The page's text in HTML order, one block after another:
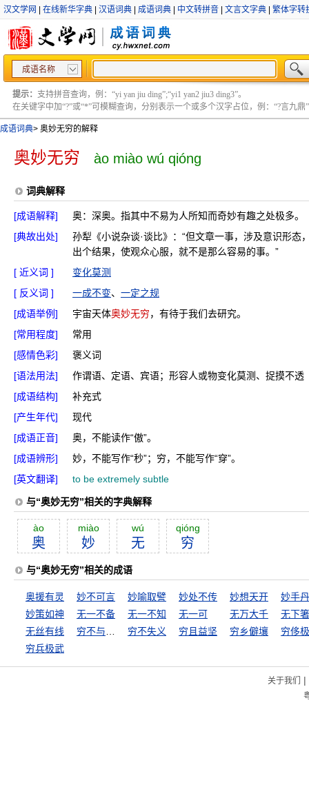
汉文学网 在线新华字典 汉语词典 成语词典 中文转拼音 文言文字典 繁体字转
成语名称
提示： 支持拼音查询，例：“yi yan jiu ding”;“yi1 yan2 jiu3 ding3”。
在关键字中加“?”或“*”可模糊查询，分别表示一个或多个汉字占位，例：“?言九鼎”
成语词典> 奥妙无穷的解释
奥妙无穷 ào miào wú qióng
词典解释
[成语解释]
奥：深奥。指其中不易为人所知而奇妙有趣之处极多。
[典故出处]
孙犁《小说杂谈·谈比》：“但文章一事，涉及意识形态
出个结果，使观众心服，就不是那么容易的事。”
[ 近义词 ]
变化莫测
[ 反义词 ]
一成不变、 一定之规
[成语举例]
宇宙天体奥妙无穷，有待于我们去研究。
[常用程度]
常用
[感情色彩]
褒义词
[语法用法]
作谓语、定语、宾语；形容人或物变化莫测、捉摸不透
[成语结构]
补充式
[产生年代]
现代
[成语正音]
奥，不能读作“傲”。
[成语辨形]
妙，不能写作“秒”；穷，不能写作“穿”。
[英文翻译]
to be extremely subtle
与“奥妙无穷”相关的字典解释
ào
奥
miào
妙
wú
无
qióng
穷
与“奥妙无穷”相关的成语
奥援有灵 妙不可言 妙喻取譬 妙处不传 妙想天开
妙手
妙策如神
无一不备 无一不知 无一可 无万大千
无下
无丝有线
穷不失义 穷且益坚 穷乡僻壤
穷侈
穷兵极武
关于我们 |